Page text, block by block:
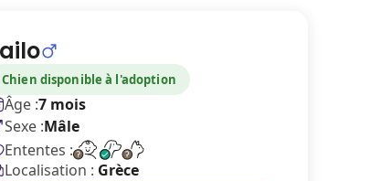
Chien disponible à l'adoption
Âge :7 mois
Sexe :Mâle
Ententes :
Localisation : Grèce